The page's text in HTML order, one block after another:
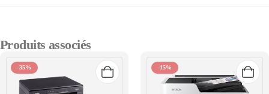
Produits associés
-35% -15%